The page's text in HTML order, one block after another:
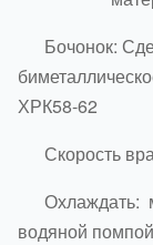
Бочонок:
ХРК58-62
Скорость
Охлаждать:
водяной